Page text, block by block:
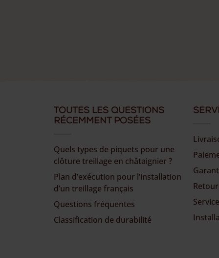
Toutes les questions
récemment posées
Quels types de piquets pour une
clôture treillage en châtaignier ?
Plan d’exécution pour l’installation
d’un treillage français
Questions fréquentes
Classification de durabilité
Retour